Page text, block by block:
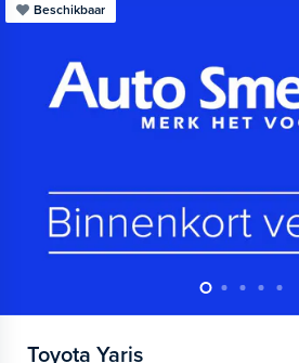
Beschikbaar
Toyota Yaris